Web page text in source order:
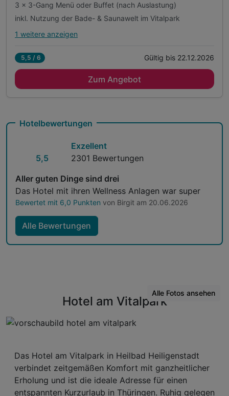
3 x 3-Gang Menü oder Buffet (nach Auslastung)
inkl. Nutzung der Bade- & Saunawelt im Vitalpark
Alle Inklusivleistungen
3 x reichhaltiges Frühstücksbuffet
inkl. Nutzung des Fitnessbereichs im Vitalpark
1 weitere anzeigen
5,5 / 6 Gültig bis 22.12.2026
Zum Angebot
Hotelbewertungen
5,5
Exzellent
2301 Bewertungen
Aller guten Dinge sind drei
Das Hotel mit ihren Wellness Anlagen war super
Bewertet mit 6,0 Punkten von Birgit am 20.06.2026
Alle Bewertungen
Hotel am Vitalpark
Alle Fotos ansehen
Das Hotel am Vitalpark in Heilbad Heiligenstadt
verbindet zeitgemäßen Komfort mit ganzheitlicher
Erholung und ist die ideale Adresse für einen
entspannten Kurzurlaub in Thüringen. Ruhig gelegen